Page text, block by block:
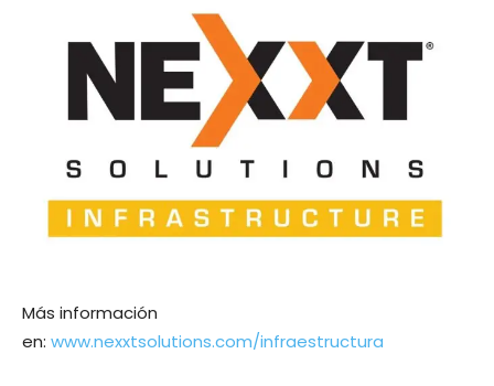
Más información
en: www.nexxtsolutions.com/infraestructura